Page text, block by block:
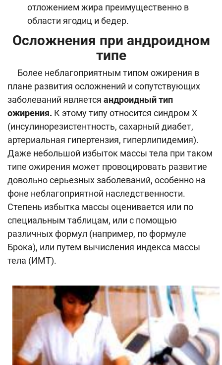
отложением жира преимущественно в
области ягодиц и бедер.
Осложнения при андроидном
типе
Более неблагоприятным типом ожирения в
плане развития осложнений и сопутствующих
заболеваний является андроидный тип
ожирения. К этому типу относится синдром Х
(инсулинорезистентность, сахарный диабет,
артериальная гипертензия, гиперлипидемия).
Даже небольшой избыток массы тела при таком
типе ожирения может провоцировать развитие
довольно серьезных заболеваний, особенно на
фоне неблагоприятной наследственности.
Степень избытка массы оценивается или по
специальным таблицам, или с помощью
различных формул (например, по формуле
Брока), или путем вычисления индекса массы
тела (ИМТ).